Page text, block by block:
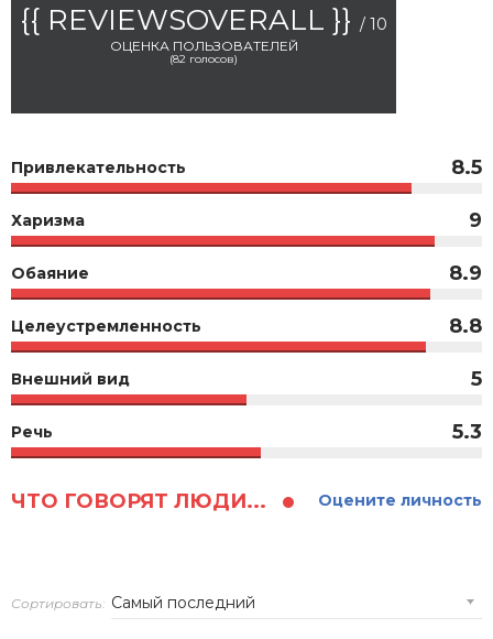
{{ REVIEWSOVERALL }} / 10
ОЦЕНКА ПОЛЬЗОВАТЕЛЕЙ
(82 голосов)
Привлекательность 8.5
Харизма 9
Обаяние 8.9
Целеустремленность 8.8
Внешний вид 5
Речь 5.3
ЧТО ГОВОРЯТ ЛЮДИ... Оцените личность
Сортировать: